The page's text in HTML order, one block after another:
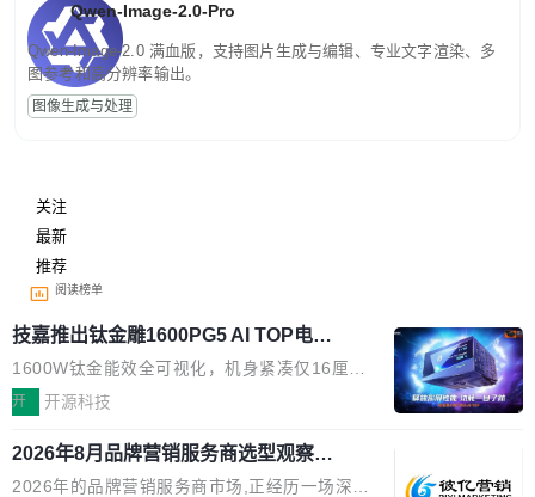
Qwen-Image-2.0-Pro
Qwen-Image-2.0 满血版，支持图片生成与编辑、专业文字渲染、多
图参考和高分辨率输出。
图像生成与处理
关注
最新
推荐
阅读榜单
技嘉推出钛金雕1600PG5 AI TOP电
源：为发烧级主机与本地AI算力打造旗
舰供电方案
1600W钛金能效全可视化，机身紧凑仅16厘米
继2026台北电脑展首度亮相后，技嘉科技近日正
电源专为发烧级DIY主机与本地AI算力平台打
造，整机长度仅16厘米，提供1600W额定功率
开 开源科技
2026年8月品牌营销服务商选型观察：
从流量思维到品牌资产思维的范式转移
2026年的品牌营销服务商市场,正经历一场深刻